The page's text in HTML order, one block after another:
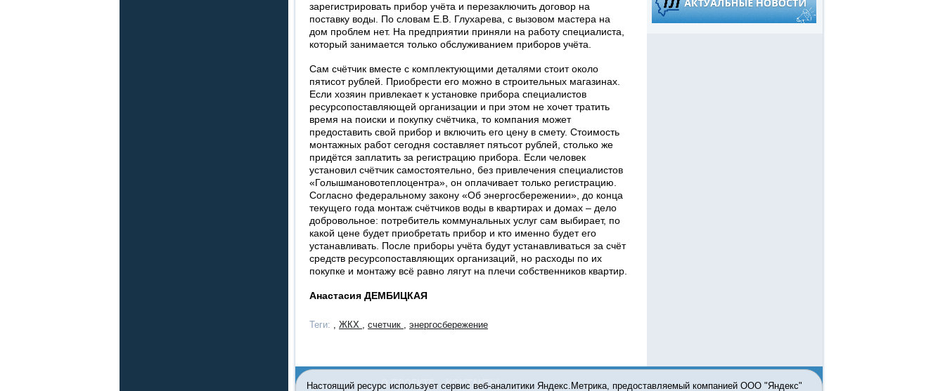
зарегистрировать прибор учёта и перезаключить договор на
поставку воды. По словам Е.В. Глухарева, с вызовом мастера на
дом проблем нет. На предприятии приняли на работу специалиста,
который занимается только обслуживанием приборов учёта.
Сам счётчик вместе с комплектующими деталями стоит около
пятисот рублей. Приобрести его можно в строительных магазинах.
Если хозяин привлекает к установке прибора специалистов
ресурсопоставляющей организации и при этом не хочет тратить
время на поиски и покупку счётчика, то компания может
предоставить свой прибор и включить его цену в смету. Стоимость
монтажных работ сегодня составляет пятьсот рублей, столько же
придётся заплатить за регистрацию прибора. Если человек
установил счётчик самостоятельно, без привлечения специалистов
«Голышмановотеплоцентра», он оплачивает только регистрацию.
Согласно федеральному закону «Об энергосбережении», до конца
текущего года монтаж счётчиков воды в квартирах и домах – дело
добровольное: потребитель коммунальных услуг сам выбирает, по
какой цене будет приобретать прибор и кто именно будет его
устанавливать. После приборы учёта будут устанавливаться за счёт
средств ресурсопоставляющих организаций, но расходы по их
покупке и монтажу всё равно лягут на плечи собственников квартир.
Анастасия ДЕМБИЦКАЯ
Теги: , ЖКХ , счетчик , энергосбережение
О ПРОЕКТЕ КОНТАКТЫ
Настоящий ресурс использует сервис веб-аналитики Яндекс.Метрика, предоставляемый компанией ООО "Яндекс"